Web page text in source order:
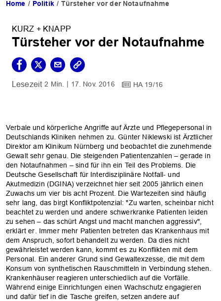
Home Politik Türsteher vor der Notaufnahme
KURZ + KNAPP
Türsteher vor der Notaufnahme
2 Min. 17. Nov. 2016 HA 19/16
Verbale und körperliche Angriffe auf Ärzte und Pflegepersonal in
Deutschlands Kliniken nehmen zu. Günter Niklewski ist Ärztlicher
Direktor am Klinikum Nürnberg und beobachtet die zunehmende
Gewalt sehr genau. Die steigenden Patientenzahlen – gerade in
den Notaufnahmen – sind für ihn ein Teil des Problems. Die
Deutsche Gesellschaft für Interdisziplinäre Notfall- und
Akutmedizin (DGINA) verzeichnet hier seit 2005 jährlich einen
Zuwachs um vier bis acht Prozent. Die Wartezeiten sind häufig
sehr lang, das birgt Konfliktpotenzial: "Zu warten, scheinbar nicht
beachtet zu werden und andere schwerkranke Patienten leiden
zu sehen – das schürt Angst und macht manchen aggressiv",
erklärt er. Immer mehr Patienten betreten das Krankenhaus mit
dem Anspruch, sofort behandelt zu werden. Da dies nicht
gewährleistet werden kann, kommt es zu Konflikten mit dem
Personal. Ein anderer Grund sind Gewaltexzesse, die mit dem
Konsum von synthetischen Rauschmitteln in Verbindung stehen.
Krankenhäuser reagieren unterschiedlich auf die Vorfälle.
Während einige Einrichtungen einen Wachschutz engagieren
und dafür tief in die Tasche greifen, setzen andere auf